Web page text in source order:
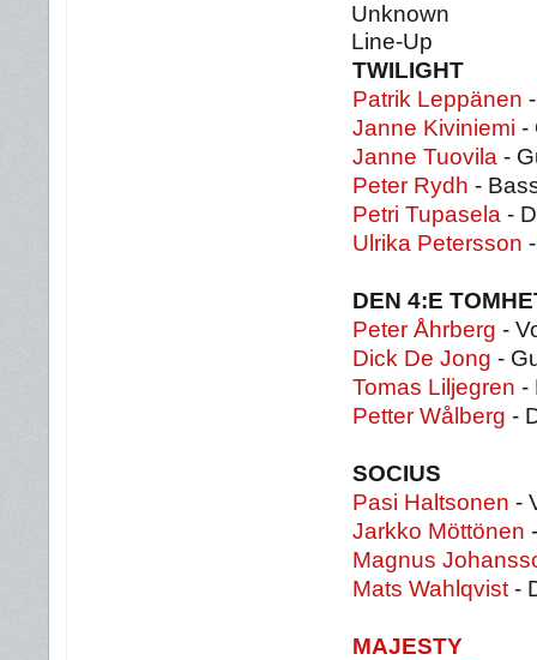
Unknown
Line-Up
TWILIGHT
Patrik Leppänen
Janne Kiviniemi -
Janne Tuovila -
Peter Rydh -
Petri Tupasela -
Ulrika Petersson
DEN 4:E
Peter Åhrberg -
Dick De Jong -
Tomas Liljegren -
Petter Wålberg -
SOCIUS
Pasi Haltsonen -
Jarkko Möttönen
Magnus
Mats Wahlqvist -
MAJESTY